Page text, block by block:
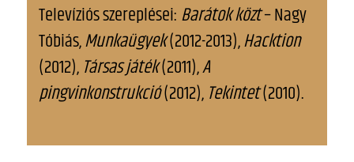
Televíziós szereplései: Barátok közt– Nagy
Tóbiás,Munkaügyek(2012-2013),Hacktion
(2012), Társas játék(2011),A
pingvinkonstrukció(2012), Tekintet(2010).